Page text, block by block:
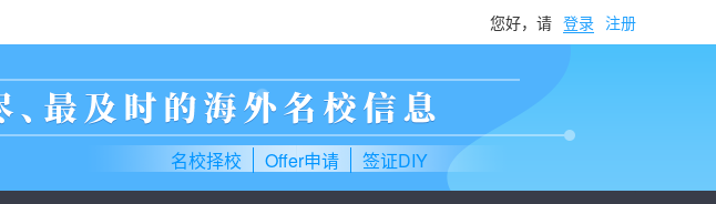
您好，请 登录 注册
名校择校 Offer申请 签证DIY